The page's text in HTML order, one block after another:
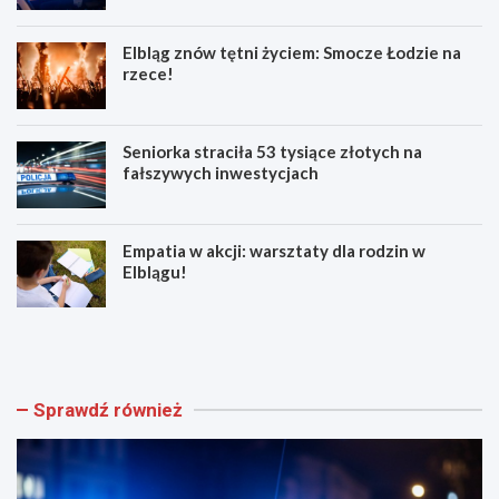
Elbląg znów tętni życiem: Smocze Łodzie na
rzece!
Seniorka straciła 53 tysiące złotych na
fałszywych inwestycjach
Empatia w akcji: warsztaty dla rodzin w
Elblągu!
Z
i
w
e
E
g
ó
w
Sprawdź również